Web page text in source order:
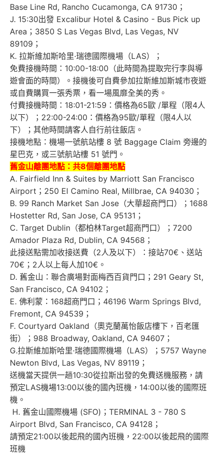
Base Line Rd, Rancho Cucamonga, CA 91730；
J. 15:30出發 Excalibur Hotel & Casino - Bus Pick up
Area；3850 S Las Vegas Blvd, Las Vegas, NV
89109；
K. 拉斯維加斯哈里·瑞德國際機場（LAS）；
免費接機時間：10:00-18:00（此時間為提取完行李與導
遊會面的時間）。接機後可自費參加拉斯維加斯城市夜遊
或自費購買一張秀票，看一場風靡全美的秀。
付費接機時間：18:01-21:59：價格為65歐 /單程（限4人
以下）；22:00-24:00：價格為95歐/單程（限4人以
下）；其他時間請客人自行前往飯店。
接機地點：機場一號航站樓 8 號 Baggage Claim 旁邊的
星巴克，或三號航站樓 51 號門。
舊金山離團地點： 共8個離團地點
A. Fairfield Inn & Suites by Marriott San Francisco
Airport；250 El Camino Real, Millbrae, CA 94030；
B. 99 Ranch Market San Jose（大華超商門口）；1688
Hostetter Rd, San Jose, CA 95131；
C. Target Dublin（都柏林Target超商門口）；7200
Amador Plaza Rd, Dublin, CA 94568；
此接送點需加收接送費（2人及以下）：接站70€、送站
70€；2人以上每人加10€。
D. 舊金山：聯合廣場對面梅西百貨門口；291 Geary St,
San Francisco, CA 94102；
E. 佛利蒙：168超商門口；46196 Warm Springs Blvd,
Fremont, CA 94539；
F. Courtyard Oakland（奧克蘭萬怡飯店樓下，百老匯
街）；988 Broadway, Oakland, CA 94607；
G.拉斯維加斯哈里·瑞德國際機場（LAS）；5757 Wayne
Newton Blvd, Las Vegas, NV 89119；
送機當天提供一趟10:30從拉斯出發的免費送機服務，請
預定LAS機場13:00以後的國內班機，14:00以後的國際班
機。
H. 舊金山國際機場 (SFO)；TERMINAL 3 - 780 S
Airport Blvd, San Francisco, CA 94128；
請預定21:00以後起飛的國內班機，22:00以後起飛的國際
班機